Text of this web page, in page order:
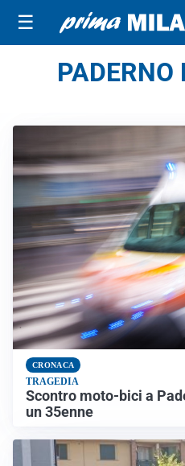
☰
PADERNO
CRONACA
TRAGEDIA
Scontro moto-bici a
un 35enne